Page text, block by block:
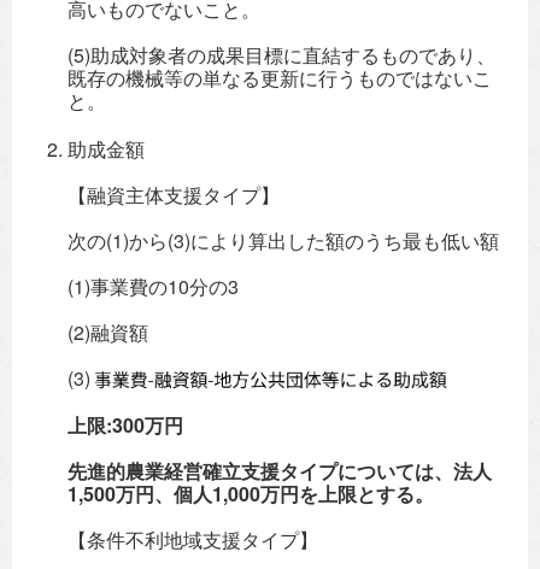
高いものでないこと。
(5)助成対象者の成果目標に直結するものであり、
既存の機械等の単なる更新に行うものではないこ
と。
助成金額
【融資主体支援タイプ】
次の(1)から(3)により算出した額のうち最も低い額
(1)事業費の10分の3
(2)融資額
(3)
上限:300万円
先進的農業経営確立支援タイプについては、法人
1,500万円、個人1,000万円を上限とする。
【条件不利地域支援タイプ】